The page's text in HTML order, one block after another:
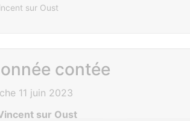
sur Oust
contée
11 juin 2023
sur Oust